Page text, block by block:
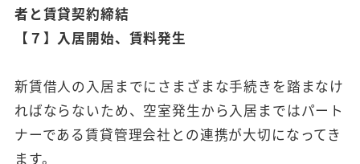
者と賃貸契約締結
【７】入居開始、賃料発生
新賃借人の入居までにさまざまな手続きを踏まなけ
ればならないため、空室発生から入居まではパート
ナーである賃貸管理会社との連携が大切になってき
ます。